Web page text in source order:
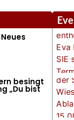
besingt
„Du bist